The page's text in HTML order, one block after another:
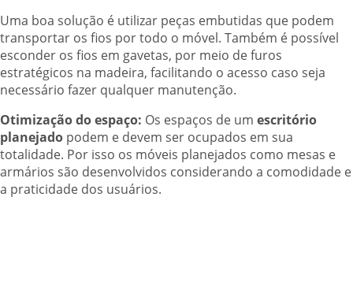
Uma boa solução é utilizar peças embutidas que podem
transportar os fios por todo o móvel. Também é possível
esconder os fios em gavetas, por meio de furos
estratégicos na madeira, facilitando o acesso caso seja
necessário fazer qualquer manutenção.
Otimização do espaço: Os espaços de um escritório
planejado podem e devem ser ocupados em sua
totalidade. Por isso os móveis planejados como mesas e
armários são desenvolvidos considerando a comodidade e
a praticidade dos usuários.